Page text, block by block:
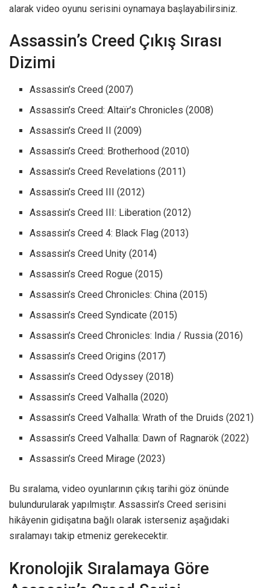
alarak video oyunu serisini oynamaya başlayabilirsiniz.
Assassin’s Creed Çıkış Sırası
Dizimi
Assassin’s Creed (2007)
Assassin’s Creed: Altaïr’s Chronicles (2008)
Assassin’s Creed II (2009)
Assassin’s Creed: Brotherhood (2010)
Assassin’s Creed Revelations (2011)
Assassin’s Creed III (2012)
Assassin’s Creed III: Liberation (2012)
Assassin’s Creed 4: Black Flag (2013)
Assassin’s Creed Unity (2014)
Assassin’s Creed Rogue (2015)
Assassin’s Creed Chronicles: China (2015)
Assassin’s Creed Syndicate (2015)
Assassin’s Creed Chronicles: India / Russia (2016)
Assassin’s Creed Origins (2017)
Assassin’s Creed Odyssey (2018)
Assassin’s Creed Valhalla (2020)
Assassin’s Creed Valhalla: Wrath of the Druids (2021)
Assassin’s Creed Valhalla: Dawn of Ragnarök (2022)
Assassin’s Creed Mirage (2023)
Bu sıralama, video oyunlarının çıkış tarihi göz önünde
bulundurularak yapılmıştır. Assassin’s Creed serisini
hikâyenin gidişatına bağlı olarak isterseniz aşağıdaki
sıralamayı takip etmeniz gerekecektir.
Kronolojik Sıralamaya Göre